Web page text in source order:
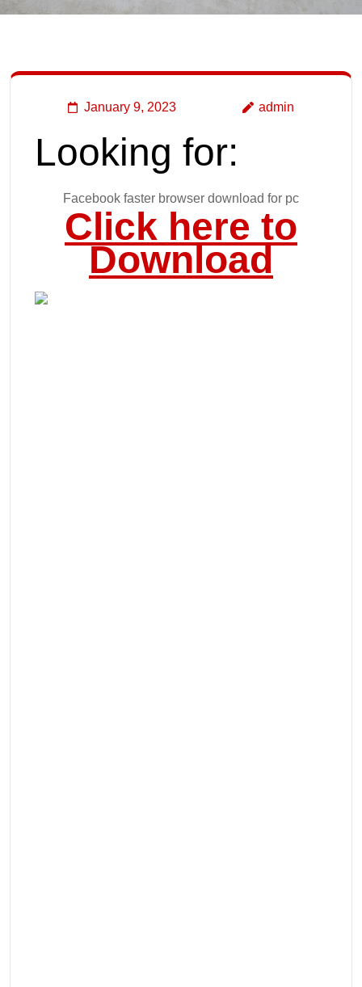
January 9, 2023 admin
Looking for:
Facebook faster browser download for pc
Click here to
Download